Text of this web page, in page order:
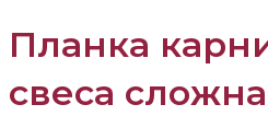
Планка
свеса